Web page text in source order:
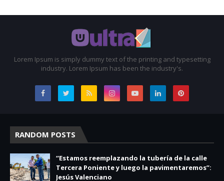
Lorem Ipsum is simply dummy text of the printing and typesetting
industry. Lorem Ipsum has been the industry's.
RANDOM POSTS
“Estamos reemplazando la tubería de la calle
Tercera Poniente y luego la pavimentaremos”:
Jesús Valenciano